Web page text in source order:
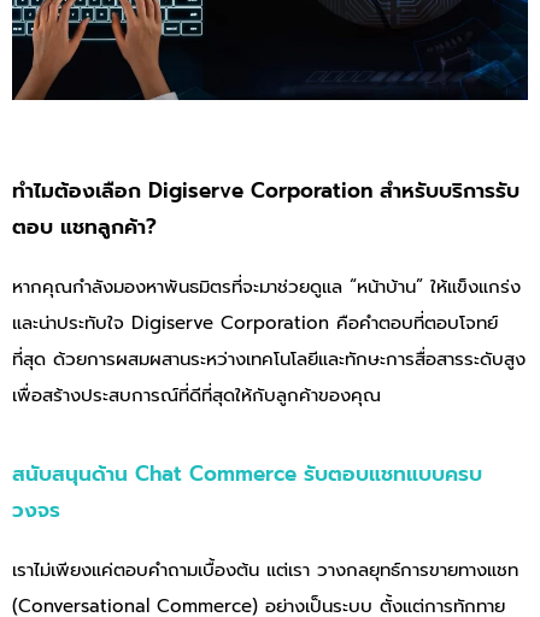
ทำไมต้องเลือก Digiserve Corporation สำหรับบริการรับ
ตอบ แชทลูกค้า?
หากคุณกำลังมองหาพันธมิตรที่จะมาช่วยดูแล “หน้าบ้าน” ให้แข็งแกร่ง
และน่าประทับใจ Digiserve Corporation คือคำตอบที่ตอบโจทย์
ที่สุด ด้วยการผสมผสานระหว่างเทคโนโลยีและทักษะการสื่อสารระดับสูง
เพื่อสร้างประสบการณ์ที่ดีที่สุดให้กับลูกค้าของคุณ
สนับสนุนด้าน Chat Commerce รับตอบแชทแบบครบ
วงจร
เราไม่เพียงแค่ตอบคำถามเบื้องต้น แต่เรา วางกลยุทธ์การขายทางแชท
(Conversational Commerce) อย่างเป็นระบบ ตั้งแต่การทักทาย